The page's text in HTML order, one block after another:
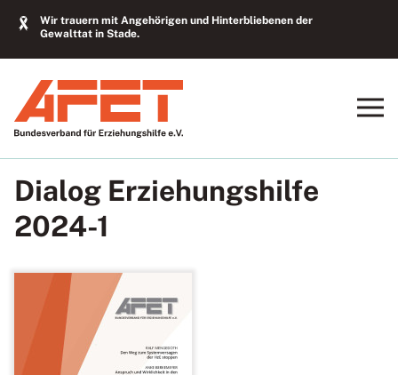
Wir trauern mit Angehörigen und Hinterbliebenen der
Gewalttat in Stade.
Dialog Erziehungshilfe
2024-1